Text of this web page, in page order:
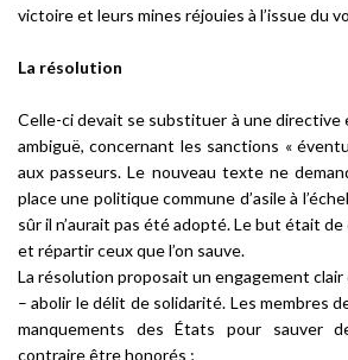
victoire et leurs mines réjouies à l’issue du
La résolution
Celle-ci devait se substituer à une directive
ambiguë, concernant les sanctions «
aux passeurs. Le nouveau texte ne
place une politique commune d’asile à
sûr il n’aurait pas été adopté. Le but était
et répartir ceux que l’on sauve.
La résolution proposait un engagement clair
–abolir le délit de solidarité. Les membres
manquements des États pour sauver
contraire être honorés ;